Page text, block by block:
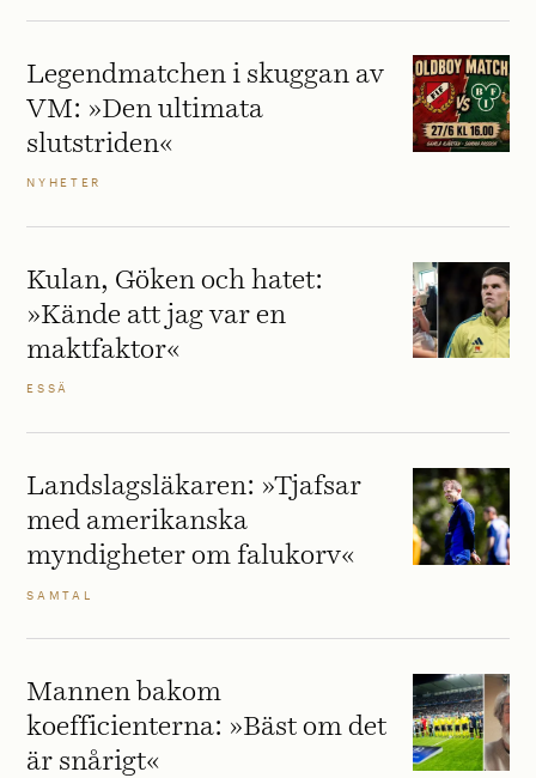
Legendmatchen i skuggan av
VM: »Den ultimata
slutstriden«
NYHETER
Kulan, Göken och hatet:
»Kände att jag var en
maktfaktor«
ESSÄ
Landslagsläkaren: »Tjafsar
med amerikanska
myndigheter om falukorv«
SAMTAL
Mannen bakom
koefficienterna: »Bäst om det
är snårigt«